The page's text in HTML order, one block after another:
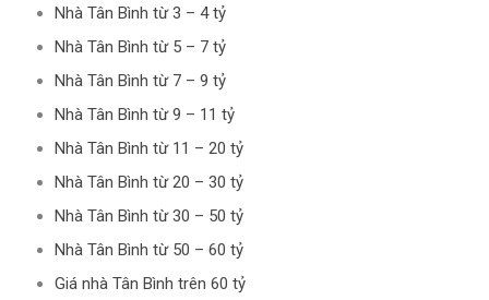
Nhà Tân Bình từ 3 – 4 tỷ
Nhà Tân Bình từ 5 – 7 tỷ
Nhà Tân Bình từ 7 – 9 tỷ
Nhà Tân Bình từ 9 – 11 tỷ
Nhà Tân Bình từ 11 – 20 tỷ
Nhà Tân Bình từ 20 – 30 tỷ
Nhà Tân Bình từ 30 – 50 tỷ
Nhà Tân Bình từ 50 – 60 tỷ
Giá nhà Tân Bình trên 60 tỷ